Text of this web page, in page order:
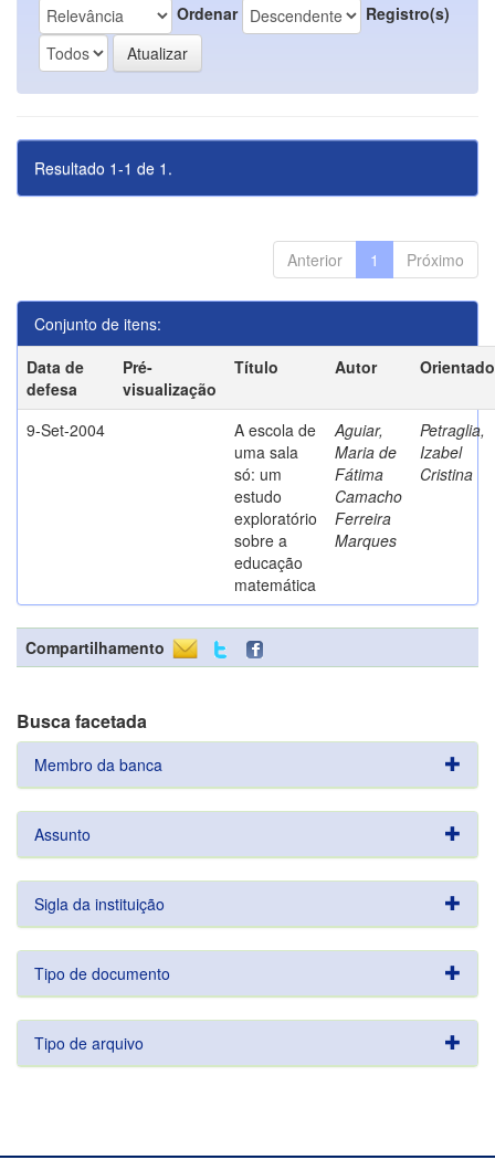
Ordenar Registro(s)
Resultado 1-1 de 1.
Anterior 1 Próximo
Conjunto de itens:
Data de
defesa
Pré-
visualização
Título Autor
9-Set-2004
A escola de
uma sala
só: um
estudo
exploratório
sobre a
educação
matemática
Aguiar,
Maria de
Fátima
Camacho
Ferreira
Marques
Petraglia,
Izabel
Cristina
Compartilhamento
Busca facetada
Membro da banca
Assunto
Sigla da instituição
Tipo de documento
Tipo de arquivo